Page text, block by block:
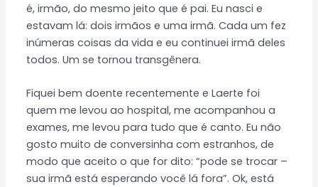
é, irmão, do mesmo jeito que é pai. Eu nasci e
estavam lá: dois irmãos e uma irmã. Cada um fez
inúmeras coisas da vida e eu continuei irmã deles
todos. Um se tornou transgênera.
Fiquei bem doente recentemente e Laerte foi
quem me levou ao hospital, me acompanhou a
exames, me levou para tudo que é canto. Eu não
gosto muito de conversinha com estranhos, de
modo que aceito o que for dito: “pode se trocar –
sua irmã está esperando você lá fora”. Ok, está